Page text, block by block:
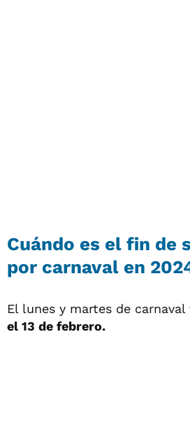
Cuándo es el fin de
por carnaval en
El lunes y martes de carnaval
el 13 de febrero.